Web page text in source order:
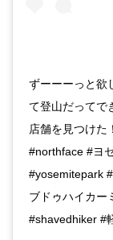
ずーーーっと欲
て登山だってで
店舗を見つけた
#northface #ヨ
#yosemitepark
ブドゥハイカー
#shavedhiker #